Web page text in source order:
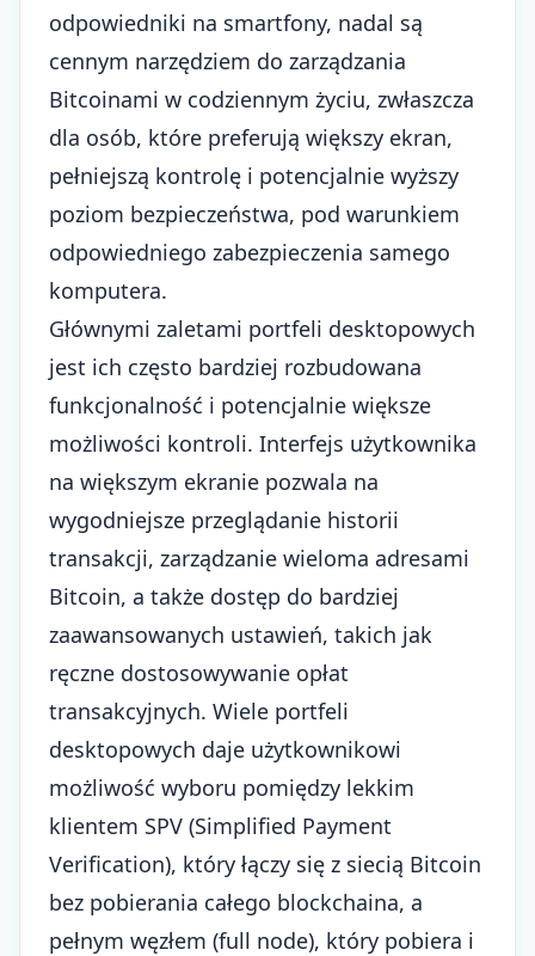
odpowiedniki na smartfony, nadal są
cennym narzędziem do zarządzania
Bitcoinami w codziennym życiu, zwłaszcza
dla osób, które preferują większy ekran,
pełniejszą kontrolę i potencjalnie wyższy
poziom bezpieczeństwa, pod warunkiem
odpowiedniego zabezpieczenia samego
komputera.
Głównymi zaletami portfeli desktopowych
jest ich często bardziej rozbudowana
funkcjonalność i potencjalnie większe
możliwości kontroli. Interfejs użytkownika
na większym ekranie pozwala na
wygodniejsze przeglądanie historii
transakcji, zarządzanie wieloma adresami
Bitcoin, a także dostęp do bardziej
zaawansowanych ustawień, takich jak
ręczne dostosowywanie opłat
transakcyjnych. Wiele portfeli
desktopowych daje użytkownikowi
możliwość wyboru pomiędzy lekkim
klientem SPV (Simplified Payment
Verification), który łączy się z siecią Bitcoin
bez pobierania całego blockchaina, a
pełnym węzłem (full node), który pobiera i